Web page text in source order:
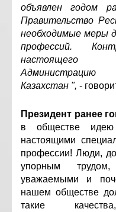
объявлен годом
Правительство
необходимые меры
профессий.
настоящего
Администрацию
Казахстан ", -
Президент ранее
в обществе
настоящими
профессии! Люди,
упорным
уважаемыми и
нашем обществе
такие